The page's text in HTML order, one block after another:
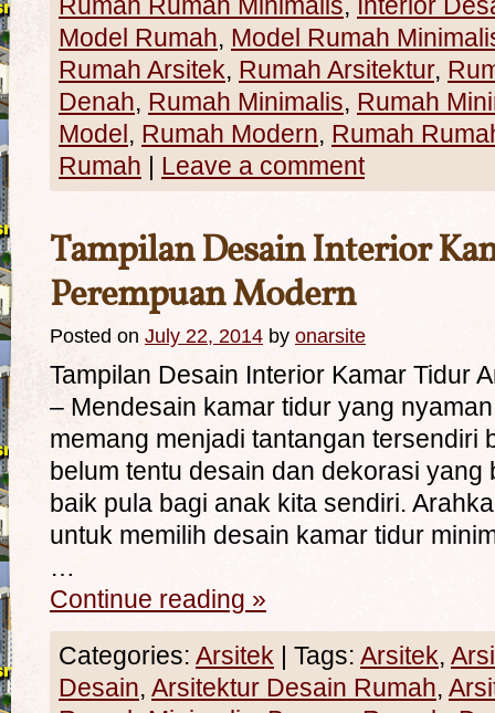
Model Rumah, Model Rumah
Rumah Arsitek, Rumah Arsitektur,
Denah, Rumah Minimalis, Rumah
Model, Rumah Modern, Rumah
Rumah | Leave a comment
Tampilan Desain Interior
Perempuan Modern
Posted on July 22, 2014 by onarsite
Tampilan Desain Interior Kamar Tidur
– Mendesain kamar tidur yang
memang menjadi tantangan tersendiri
belum tentu desain dan dekorasi yang
baik pula bagi anak kita sendiri.
untuk memilih desain kamar tidur
…
Continue reading »
Categories: Arsitek | Tags: Arsitek,
Desain, Arsitektur Desain Rumah,